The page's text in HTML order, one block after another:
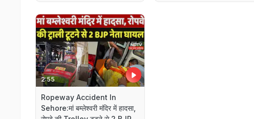
2:55
Ropeway Accident In
Sehore:मां बम्लेश्वरी मंदिर में हादसा,